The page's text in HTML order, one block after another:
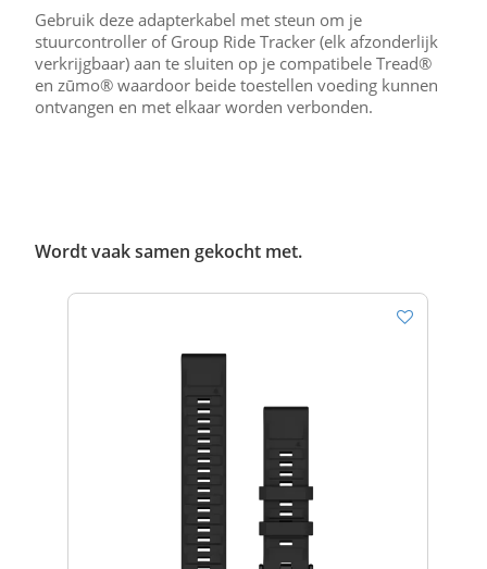
Gebruik deze adapterkabel met steun om je
stuurcontroller of Group Ride Tracker (elk afzonderlijk
verkrijgbaar) aan te sluiten op je compatibele Tread®
en zūmo® waardoor beide toestellen voeding kunnen
ontvangen en met elkaar worden verbonden.
Wordt vaak samen gekocht met.